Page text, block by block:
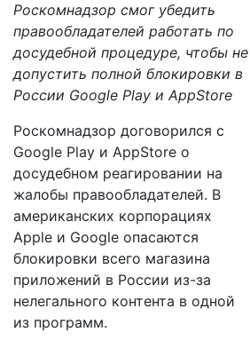
Роскомнадзор смог убедить
правообладателей работать по
досудебной процедуре, чтобы не
допустить полной блокировки в
России Google Play и AppStore
Роскомнадзор договорился с
Google Play и AppStore о
досудебном реагировании на
жалобы правообладателей. В
американских корпорациях
Apple и Google опасаются
блокировки всего магазина
приложений в России из-за
нелегального контента в одной
из программ.